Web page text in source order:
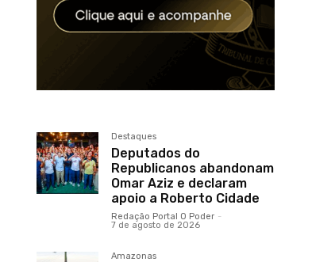
Destaques
Deputados do
Republicanos abandonam
Omar Aziz e declaram
apoio a Roberto Cidade
Redação Portal O Poder -
7 de agosto de 2026
Amazonas